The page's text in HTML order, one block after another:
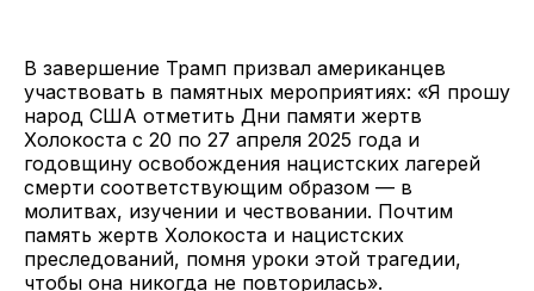
В завершение Трамп призвал американцев
участвовать в памятных мероприятиях: «Я прошу
народ США отметить Дни памяти жертв
Холокоста с 20 по 27 апреля 2025 года и
годовщину освобождения нацистских лагерей
смерти соответствующим образом — в
молитвах, изучении и чествовании. Почтим
память жертв Холокоста и нацистских
преследований, помня уроки этой трагедии,
чтобы она никогда не повторилась».